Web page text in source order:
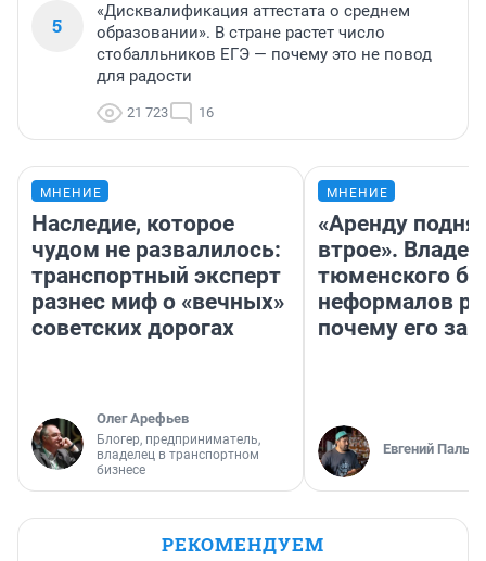
5
«Дисквалификация аттестата о среднем
образовании». В стране растет число
стобалльников ЕГЭ — почему это не повод
для радости
21 723 16
МНЕНИЕ
Наследие, которое
чудом не развалилось:
транспортный эксперт
разнес миф о «вечных»
советских дорогах
Олег Арефьев
Блогер, предприниматель,
владелец в транспортном
бизнесе
МНЕНИЕ
«Аренду
втрое».
тюменского
неформалов
почему его
Евгений
РЕКОМЕНДУЕМ